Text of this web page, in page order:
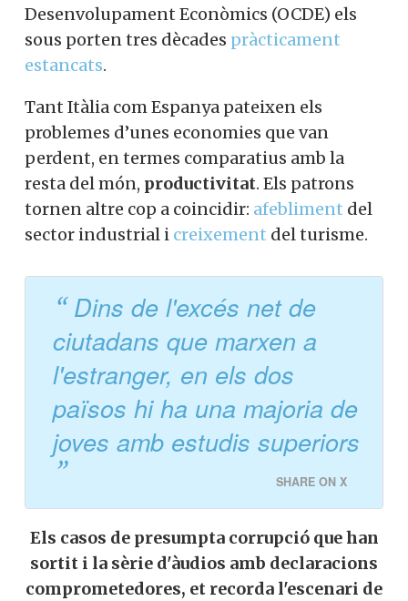
Desenvolupament Econòmics (OCDE) els
sous porten tres dècades pràcticament
estancats.
Tant Itàlia com Espanya pateixen els
problemes d’unes economies que van
perdent, en termes comparatius amb la
resta del món, productivitat. Els patrons
tornen altre cop a coincidir: afebliment del
sector industrial i creixement del turisme.
Dins de l'excés net de
ciutadans que marxen a
l'estranger, en els dos
països hi ha una majoria de
joves amb estudis superiors
SHARE ON X
Els casos de presumpta corrupció que han
sortit i la sèrie d'àudios amb declaracions
comprometedores, et recorda l'escenari de